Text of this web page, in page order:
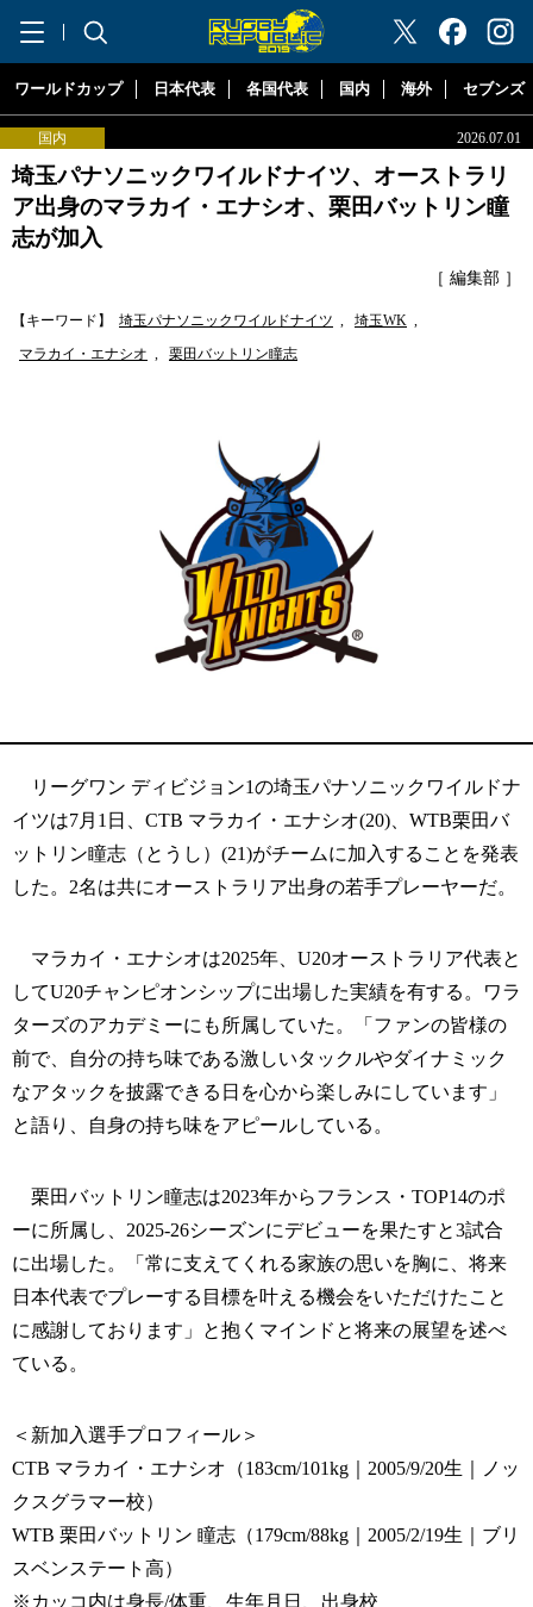
"ラグビーリパブリック"
ワールドカップ 日本代表 各国代表 国内 海外 セブンズ
国内 2026.07.01
埼玉パナソニックワイルドナイツ、オーストラリ
ア出身のマラカイ・エナシオ、栗田バットリン瞳
志が加入
［ 編集部 ］
【キーワード】 埼玉パナソニックワイルドナイツ , 埼玉WK ,
マラカイ・エナシオ , 栗田バットリン瞳志
リーグワン ディビジョン1の埼玉パナソニックワイルドナ
イツは7月1日、CTB マラカイ・エナシオ(20)、WTB栗田バ
ットリン瞳志（とうし）(21)がチームに加入することを発表
した。2名は共にオーストラリア出身の若手プレーヤーだ。
マラカイ・エナシオは2025年、U20オーストラリア代表と
してU20チャンピオンシップに出場した実績を有する。ワラ
ターズのアカデミーにも所属していた。「ファンの皆様の
前で、自分の持ち味である激しいタックルやダイナミック
なアタックを披露できる日を心から楽しみにしています」
と語り、自身の持ち味をアピールしている。
栗田バットリン瞳志は2023年からフランス・TOP14のポ
ーに所属し、2025-26シーズンにデビューを果たすと3試合
に出場した。「常に支えてくれる家族の思いを胸に、将来
日本代表でプレーする目標を叶える機会をいただけたこと
に感謝しております」と抱くマインドと将来の展望を述べ
ている。
＜新加入選手プロフィール＞
CTB マラカイ・エナシオ（183cm/101kg｜2005/9/20生｜ノッ
クスグラマー校）
WTB 栗田バットリン 瞳志（179cm/88kg｜2005/2/19生｜ブリ
スベンステート高）
※カッコ内は身長/体重、生年月日、出身校